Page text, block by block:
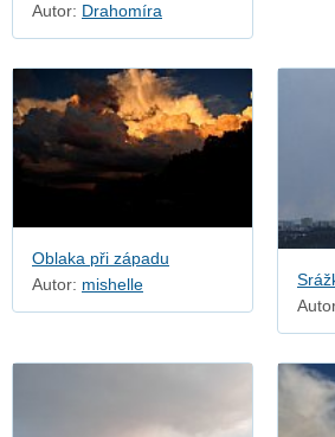
Autor: Drahomíra
Oblaka při západu
Autor: mishelle